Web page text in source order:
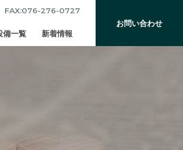
FAX:076-276-0727
備一覧 新着情報
お問い合わせ